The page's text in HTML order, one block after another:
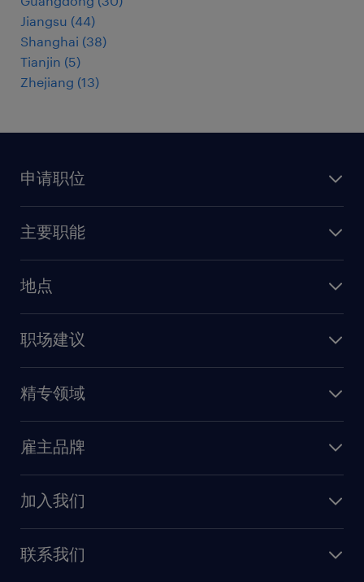
Jiangsu (44)
Shanghai (38)
Tianjin (5)
Zhejiang (13)
申请职位
找工作
主要职能
保险
地点
北京
苏州
职场建议
职业发展
精专领域
业务支持
保险
雇主品牌
加入我们
我们的优势
联系我们